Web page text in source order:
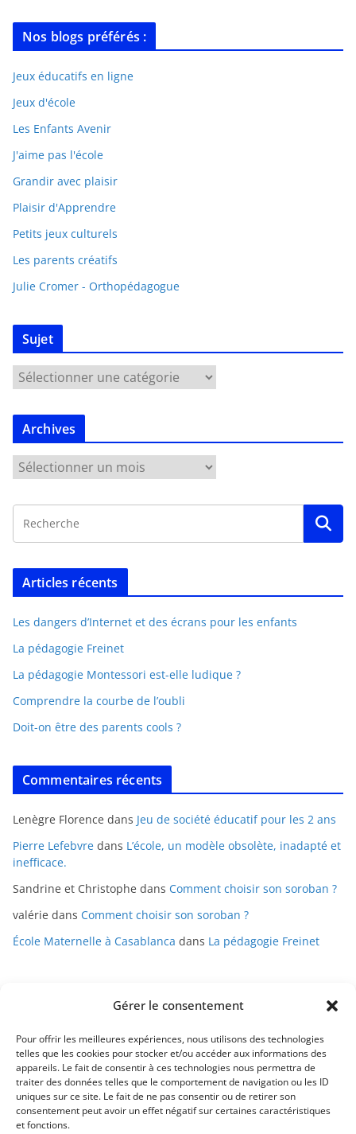
Gérer le consentement
Pour offrir les meilleures expériences, nous utilisons des technologies
telles que les cookies pour stocker et/ou accéder aux informations des
appareils. Le fait de consentir à ces technologies nous permettra de
traiter des données telles que le comportement de navigation ou les ID
uniques sur ce site. Le fait de ne pas consentir ou de retirer son
consentement peut avoir un effet négatif sur certaines caractéristiques
et fonctions.
Nos blogs préférés :
Jeux éducatifs en ligne
Jeux d'école
Les Enfants Avenir
J'aime pas l'école
Grandir avec plaisir
Plaisir d'Apprendre
Petits jeux culturels
Les parents créatifs
Julie Cromer - Orthopédagogue
Sujet
Archives
Articles récents
Les dangers d’Internet et des écrans pour les enfants
La pédagogie Freinet
La pédagogie Montessori est-elle ludique ?
Comprendre la courbe de l’oubli
Doit-on être des parents cools ?
Commentaires récents
Lenègre Florence dans Jeu de société éducatif pour les 2 ans
Pierre Lefebvre dans L’école, un modèle obsolète, inadapté et
inefficace.
Sandrine et Christophe dans Comment choisir son soroban ?
valérie dans Comment choisir son soroban ?
École Maternelle à Casablanca dans La pédagogie Freinet
Mentions légales
Conditions générales de vente